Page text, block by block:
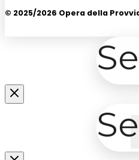
© 2025/2026 Opera della